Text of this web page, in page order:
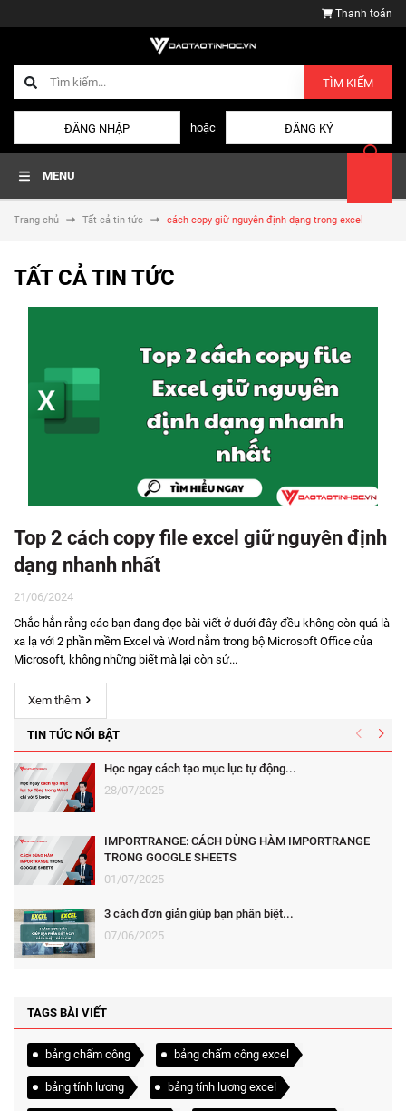
Thanh toán
TÌM KIẾM
ĐĂNG NHẬP hoặc ĐĂNG KÝ
MENU
Trang chủ Tất cả tin tức cách copy giữ nguyên định dạng trong excel
TẤT CẢ TIN TỨC
Top 2 cách copy file excel giữ nguyên định
dạng nhanh nhất
21/06/2024
Chắc hẳn rằng các bạn đang đọc bài viết ở dưới đây đều không còn quá là
xa lạ với 2 phần mềm Excel và Word nằm trong bộ Microsoft Office của
Microsoft, không những biết mà lại còn sử...
Xem thêm
TIN TỨC NỔI BẬT
Học ngay cách tạo mục lục tự động...
28/07/2025
IMPORTRANGE: CÁCH DÙNG HÀM IMPORTRANGE
TRONG GOOGLE SHEETS
01/07/2025
3 cách đơn giản giúp bạn phân biệt...
07/06/2025
TAGS BÀI VIẾT
bảng chấm công bảng chấm công excel
bảng tính lương bảng tính lương excel